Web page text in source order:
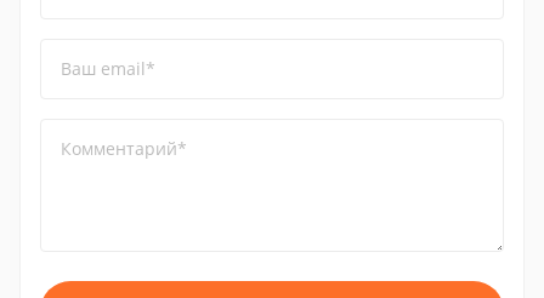
Ваш email*
Комментарий*